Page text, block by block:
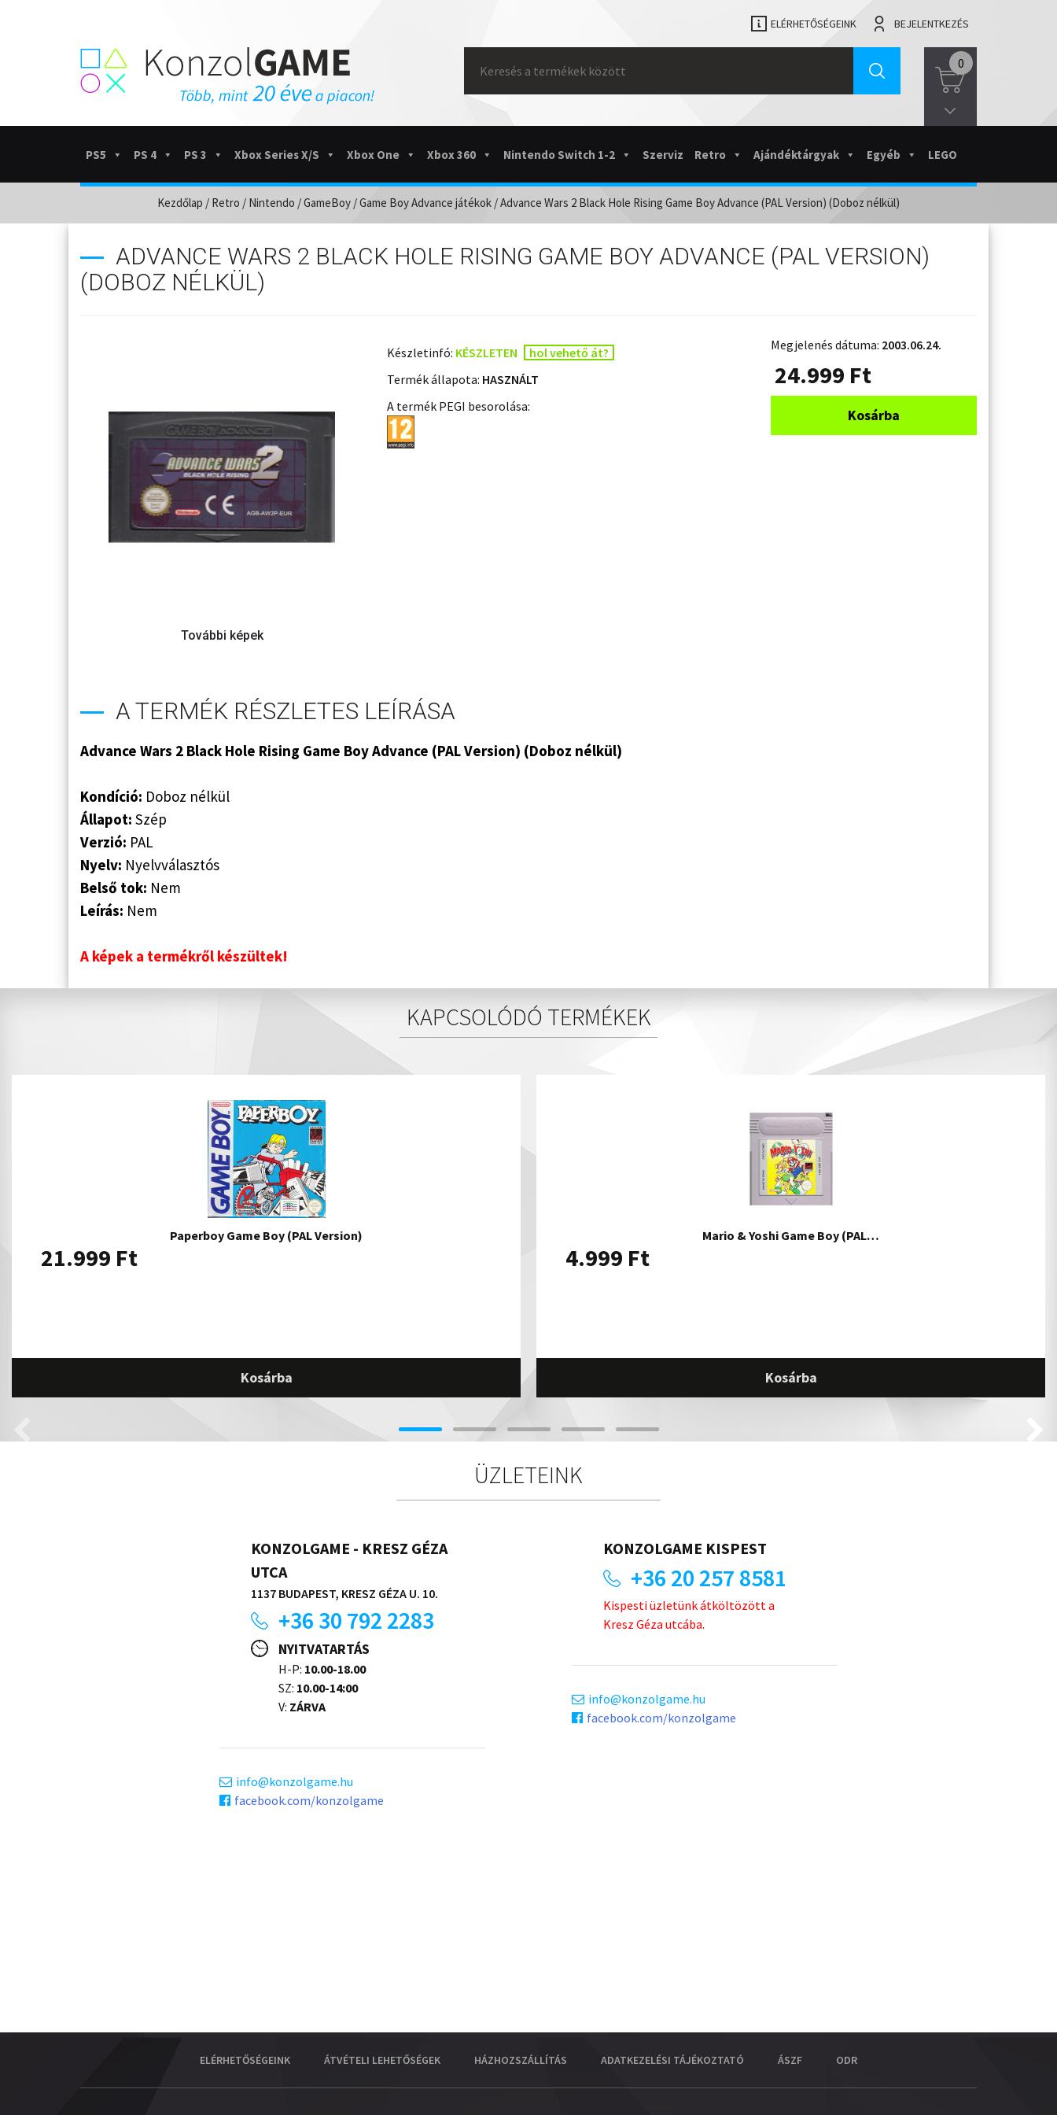
ELÉRHETŐSÉGEINK BEJELENTKEZÉS
for:
0
PS5 PS 4 PS 3 Xbox Series X/S Xbox One Xbox 360 Nintendo Switch 1-2 Szerviz Retro Ajándéktárgyak Egyéb LEGO
Kezdőlap / Retro / Nintendo /GameBoy /Game Boy Advance játékok / Advance Wars 2 Black Hole Rising Game Boy Advance (PAL Version) (Doboz nélkül)
ADVANCE WARS 2 BLACK HOLE RISING GAME BOY ADVANCE (PAL VERSION)
(DOBOZ NÉLKÜL)
Készletinfó: KÉSZLETEN
hol vehető át?
Termék állapota: HASZNÁLT
A termék PEGI besorolása:
Megjelenés dátuma: 2003.06.24.
24.999 Ft
Kosárba
A TERMÉK RÉSZLETES LEÍRÁSA
Advance Wars 2 Black Hole Rising Game Boy Advance (PAL Version) (Doboz nélkül)
Kondíció: Doboz nélkül
Állapot: Szép
Verzió: PAL
Nyelv: Nyelvválasztós
Belső tok: Nem
Leírás: Nem
A képek a termékről készültek!
KAPCSOLÓDÓ TERMÉKEK
Paperboy Game Boy (PAL Version)
21.999 Ft
Kosárba
Mario & Yoshi Game Boy (PAL…
4.999 Ft
Kosárba
ÜZLETEINK
KONZOLGAME - KRESZ GÉZA
UTCA
1137 BUDAPEST, KRESZ GÉZA U. 10.
+36 30 792 2283
NYITVATARTÁS
H-P: 10.00-18.00
SZ: 10.00-14:00
V: ZÁRVA
info
konzolgame.hu
facebook.com/konzolgame
KONZOLGAME KISPEST
+36 20 257 8581
Kispesti üzletünk átköltözött a
Kresz Géza utcába.
info
konzolgame.hu
facebook.com/konzolgame
ELÉRHETŐSÉGEINK ÁTVÉTELI LEHETŐSÉGEK HÁZHOZSZÁLLÍTÁS ADATKEZELÉSI TÁJÉKOZTATÓ ÁSZF ODR